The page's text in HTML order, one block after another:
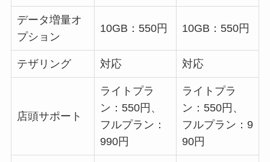
データ増量オ
プション
10GB：550円 10GB：550円
テザリング 対応 対応
店頭サポート
ライトプラ
ン：550円、
フルプラン：
990円
ライトプラ
ン：550円、
フルプラン：9
90円